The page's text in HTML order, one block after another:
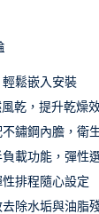
鬆嵌入安裝
乾，提升乾燥
鏽鋼內膽，衛
載功能，彈性
排程隨心設定
除水垢與油脂